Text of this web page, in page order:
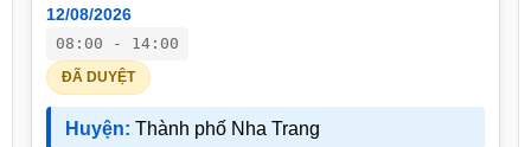
12/08/2026
08:00 - 14:00
ĐÃ DUYỆT
Huyện: Thành phố Nha Trang